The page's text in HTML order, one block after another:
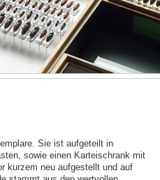
Sie ist aufgeteilt in
sowie einen Karteischrank mit
kurzem neu aufgestellt und auf